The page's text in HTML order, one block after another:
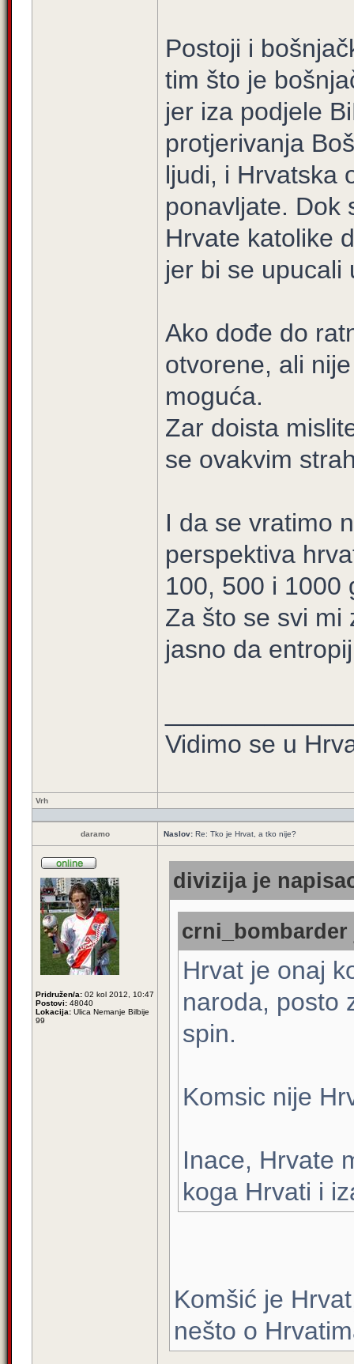
Postoji i
tim što je
jer iza podjele
protjerivanja
ljudi, i Hrvatska
ponavljate. Dok
Hrvate katolike
jer bi se upucali
Ako dođe do
otvorene, ali
moguća.
Zar doista
se ovakvim
I da se vratimo
perspektiva
100, 500 i 1000
Za što se svi mi
jasno da
Vidimo se u
Vrh
daramo Naslov: Re: Tko je Hrvat, a tko nije?
Pridružen/a: 02 kol 2012, 10:47
Postovi: 48040
Lokacija: Ulica Nemanje Bilbije
99
divizija je
Hrvat je onaj
naroda, posto
spin.
Komsic nije
Inace, Hrvate
koga Hrvati i
Komšić je
nešto o